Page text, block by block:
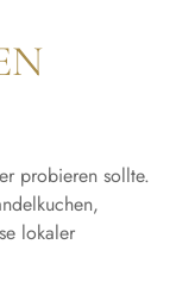
probieren sollte.
lokaler